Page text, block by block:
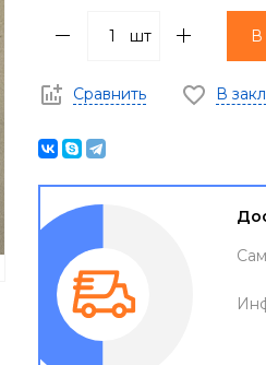
шт В
Сравнить В